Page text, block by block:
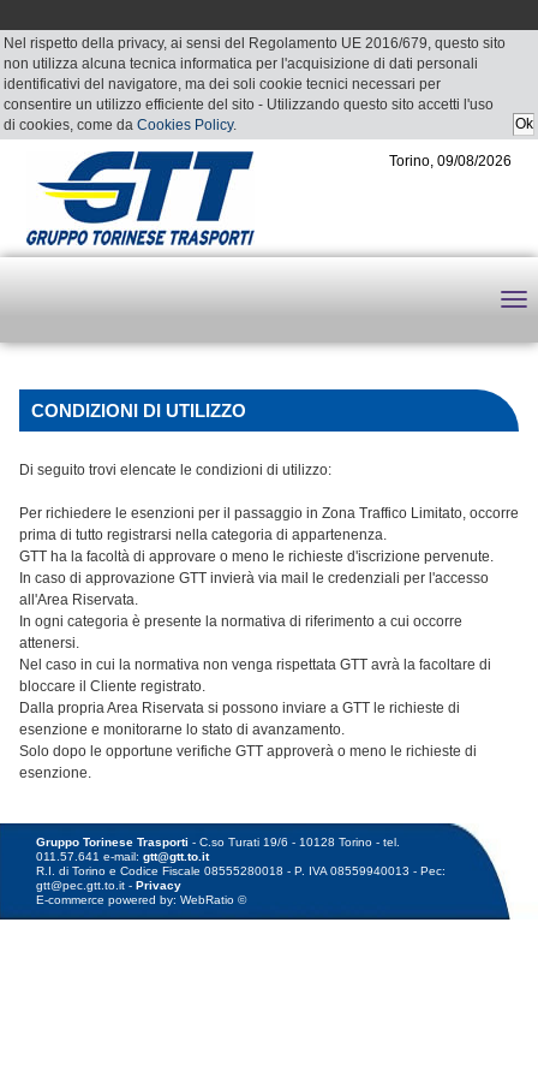
Nel rispetto della privacy, ai sensi del Regolamento UE 2016/679, questo sito
non utilizza alcuna tecnica informatica per l'acquisizione di dati personali
identificativi del navigatore, ma dei soli cookie tecnici necessari per
consentire un utilizzo efficiente del sito - Utilizzando questo sito accetti l'uso
di cookies, come da Cookies Policy.
Torino, 09/08/2026
CONDIZIONI DI UTILIZZO
Di seguito trovi elencate le condizioni di utilizzo:
Per richiedere le esenzioni per il passaggio in Zona Traffico Limitato, occorre
prima di tutto registrarsi nella categoria di appartenenza.
GTT ha la facoltà di approvare o meno le richieste d'iscrizione pervenute.
In caso di approvazione GTT invierà via mail le credenziali per l'accesso
all'Area Riservata.
In ogni categoria è presente la normativa di riferimento a cui occorre
attenersi.
Nel caso in cui la normativa non venga rispettata GTT avrà la facoltare di
bloccare il Cliente registrato.
Dalla propria Area Riservata si possono inviare a GTT le richieste di
esenzione e monitorarne lo stato di avanzamento.
Solo dopo le opportune verifiche GTT approverà o meno le richieste di
esenzione.
Gruppo Torinese Trasporti - C.so Turati 19/6 - 10128 Torino - tel.
011.57.641 e-mail:gtt@gtt.to.it
R.I. di Torino e Codice Fiscale 08555280018 - P. IVA 08559940013 - Pec:
gtt@pec.gtt.to.it -Privacy
E-commerce powered by: WebRatio ©